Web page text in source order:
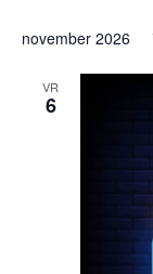
november 2026
VR
6